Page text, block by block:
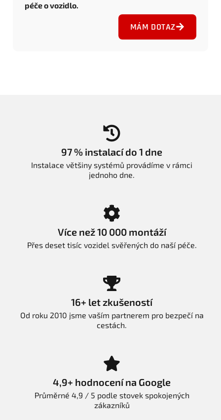
péče o vozidlo.
MÁM DOTAZ
97 % instalací do 1 dne
Instalace většiny systémů provádíme v rámci
jednoho dne.
Více než 10 000 montáží
Přes deset tisíc vozidel svěřených do naší péče.
16+ let zkušeností
Od roku 2010 jsme vaším partnerem pro bezpečí na
cestách.
4,9+ hodnocení na Google
Průměrné 4,9 / 5 podle stovek spokojených
zákazníků